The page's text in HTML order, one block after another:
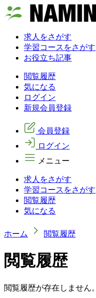
求人をさがす
学習コースをさがす
お役立ち記事
閲覧履歴
気になる
ログイン
新規会員登録
会員登録
ログイン
メニュー
求人をさがす
学習コースをさがす
閲覧履歴
気になる
ホーム 閲覧履歴
閲覧履歴
閲覧履歴が存在しません。